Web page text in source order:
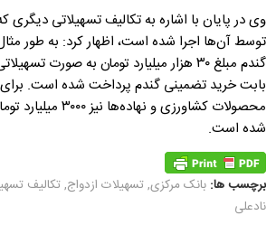
وی در پایان با اشاره به تکالیف تسهیلاتی دیگری
توسط آن‌ها اجرا شده ‌است، اظهار کرد: به طور
گندم مبلغ ۳۰ هزار میلیارد تومان به صورت
بابت خرید تضمینی گندم پرداخت شده است.
محصولات کشاورزی و
شده است.
برچسب ها: بانک مرکزی,تسهیلات ازدواج,تکالیف
نادعلی